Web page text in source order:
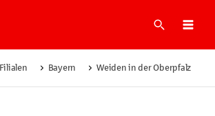
Suche
Filialen Bayern Weiden in der Oberpfalz